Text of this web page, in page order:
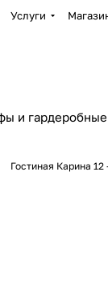
Услуги
и гардеробные
Гостиная Карина